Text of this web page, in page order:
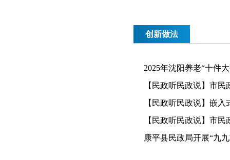
创新做法
2025年沈阳养老“十件
【民政听民政说】市
【民政听民政说】嵌
【民政听民政说】市
康平县民政局开展“九